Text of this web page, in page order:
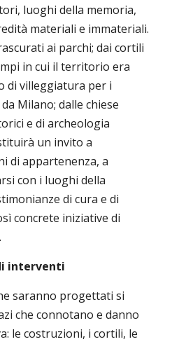
luoghi della memoria,
materiali e immateriali.
ai parchi; dai cortili
in cui il territorio era
di villeggiatura per i
Milano; dalle chiese
e di archeologia
un invito a
di appartenenza, a
con i luoghi della
di cura e di
concrete iniziative di
interventi
saranno progettati si
che connotano e danno
le costruzioni, i cortili, le